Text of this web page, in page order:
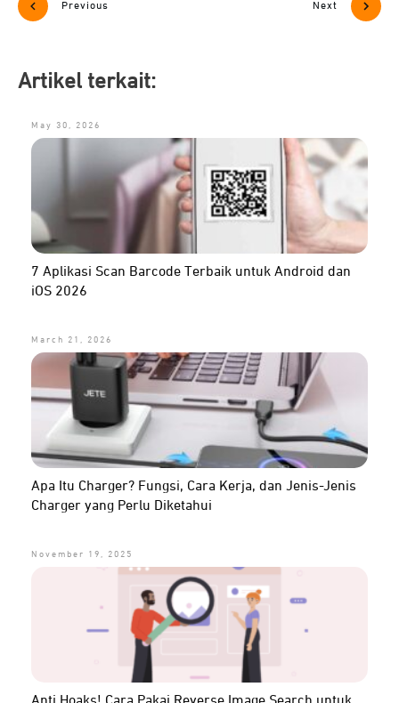
Previous Next
Artikel terkait:
May 30, 2026
7 Aplikasi Scan Barcode Terbaik untuk Android dan
iOS 2026
March 21, 2026
Apa Itu Charger? Fungsi, Cara Kerja, dan Jenis-Jenis
Charger yang Perlu Diketahui
November 19, 2025